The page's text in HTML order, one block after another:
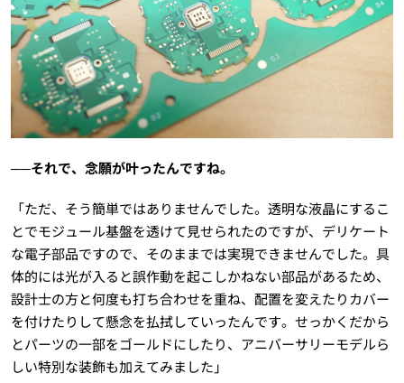
──それで、念願が叶ったんですね。
「ただ、そう簡単ではありませんでした。透明な液晶にするこ
とでモジュール基盤を透けて見せられたのですが、デリケート
な電子部品ですので、そのままでは実現できませんでした。具
体的には光が入ると誤作動を起こしかねない部品があるため、
設計士の方と何度も打ち合わせを重ね、配置を変えたりカバー
を付けたりして懸念を払拭していったんです。せっかくだから
とパーツの一部をゴールドにしたり、アニバーサリーモデルら
しい特別な装飾も加えてみました」